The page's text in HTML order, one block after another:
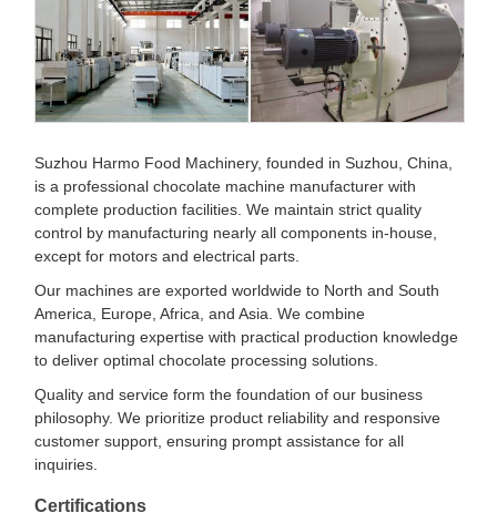
Suzhou Harmo Food Machinery, founded in Suzhou, China,
is a professional chocolate machine manufacturer with
complete production facilities. We maintain strict quality
control by manufacturing nearly all components in-house,
except for motors and electrical parts.
Our machines are exported worldwide to North and South
America, Europe, Africa, and Asia. We combine
manufacturing expertise with practical production knowledge
to deliver optimal chocolate processing solutions.
Quality and service form the foundation of our business
philosophy. We prioritize product reliability and responsive
customer support, ensuring prompt assistance for all
inquiries.
Certifications